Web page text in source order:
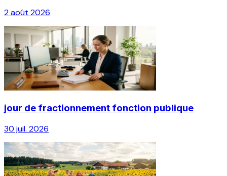
2 août 2026
jour de fractionnement fonction publique
30 juil. 2026